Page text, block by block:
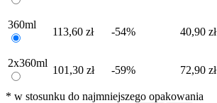
360ml
113,60 zł -54% 40,90 zł
2x360ml
101,30 zł -59% 72,90 zł
* w stosunku do najmniejszego opakowania